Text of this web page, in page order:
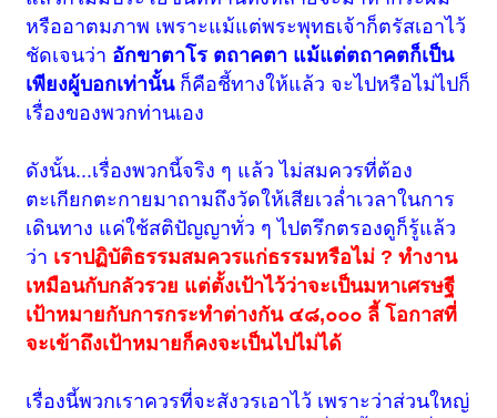
หรืออาตมภาพ เพราะแม้แต่พระพุทธเจ้าก็ตรัสเอาไว้
ชัดเจนว่า อักขาตาโร ตถาคตา แม้แต่ตถาคตก็เป็น
เพียงผู้บอกเท่านั้นก็คือชี้ทางให้แล้ว จะไปหรือไม่ไปก็
เรื่องของพวกท่านเอง
ดังนั้น...เรื่องพวกนี้จริง ๆ แล้ว ไม่สมควรที่ต้อง
ตะเกียกตะกายมาถามถึงวัดให้เสียเวล่ำเวลาในการ
เดินทาง แค่ใช้สติปัญญาทั่ว ๆ ไปตรึกตรองดูก็รู้แล้ว
ว่า เราปฏิบัติธรรมสมควรแก่ธรรมหรือไม่ ? ทำงาน
เหมือนกับกลัวรวย แต่ตั้งเป้าไว้ว่าจะเป็นมหาเศรษฐี
เป้าหมายกับการกระทำต่างกัน ๔๘,๐๐๐ ลี้ โอกาสที่
จะเข้าถึงเป้าหมายก็คงจะเป็นไปไม่ได้
เรื่องนี้พวกเราควรที่จะสังวรเอาไว้ เพราะว่าส่วนใหญ่